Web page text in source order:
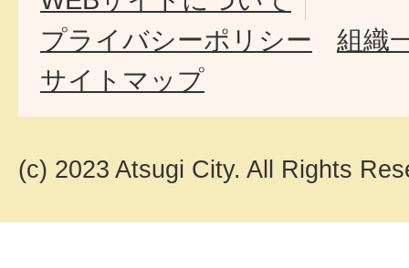
プライバシーポリシー
組織
サイトマップ
(c) 2023 Atsugi City. All Rights